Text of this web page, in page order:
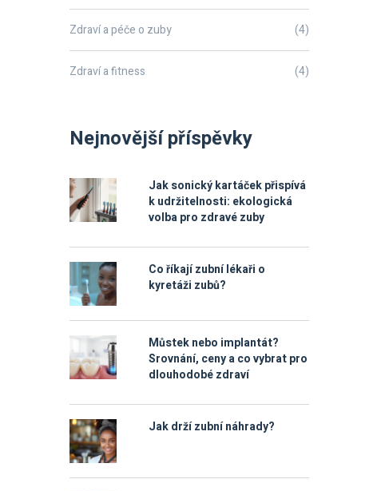
Zdraví a péče o zuby (4)
Zdraví a fitness (4)
Nejnovější příspěvky
Jak sonický kartáček přispívá
k udržitelnosti: ekologická
volba pro zdravé zuby
Co říkají zubní lékaři o
kyretáži zubů?
Můstek nebo implantát?
Srovnání, ceny a co vybrat pro
dlouhodobé zdraví
Jak drží zubní náhrady?